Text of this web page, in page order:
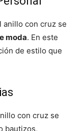
anillo con cruz se
moda. En este
de estilo que
con cruz se
bautizos,